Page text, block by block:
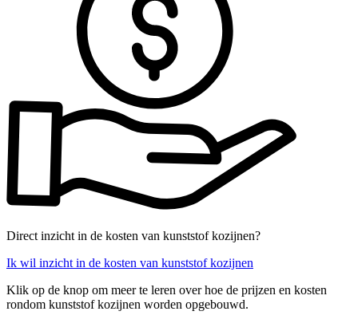
Direct inzicht in de kosten van kunststof kozijnen?
Ik wil inzicht in de kosten van kunststof kozijnen
Klik op de knop om meer te leren over hoe de prijzen en kosten
rondom kunststof kozijnen worden opgebouwd.